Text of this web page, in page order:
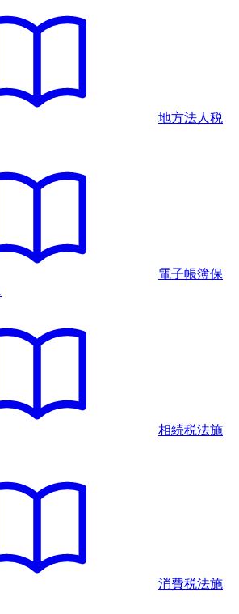
地方法人税
電子帳簿保
相続税法施
消費税法施